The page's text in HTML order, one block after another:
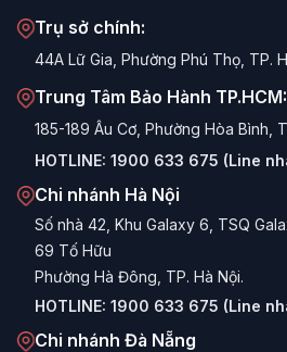
Trụ sở chính:
44A Lữ Gia, Phường Phú Thọ, TP.
Trung Tâm Bảo Hành TP.HCM:
185-189 Âu Cơ, Phường Hòa Bình,
HOTLINE: 1900 633 675 (Line
Chi nhánh Hà Nội
Số nhà 42, Khu Galaxy 6, TSQ
69 Tố Hữu
Phường Hà Đông, TP. Hà Nội.
HOTLINE: 1900 633 675 (Line
Chi nhánh Đà Nẵng